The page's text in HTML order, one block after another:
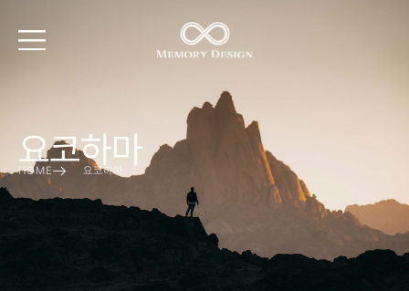
요코하마
HOME 요코하마